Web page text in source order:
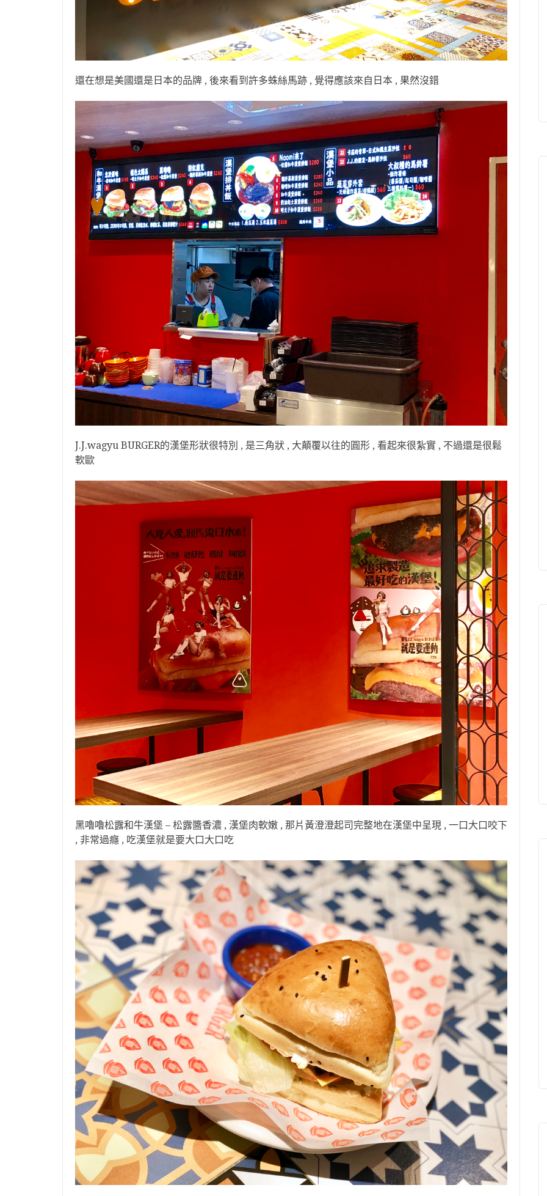
還在想是美國還是日本的品牌 , 後來看到許多蛛絲馬跡 , 覺得應該來自日本 , 果然沒錯
J.J.wagyu BURGER的漢堡形狀很特別 , 是三角狀 , 大顛覆以往的圓形 , 看起來很紮實 , 不過還是很鬆
軟歐
黑嚕嚕松露和牛漢堡 – 松露醬香濃 , 漢堡肉軟嫩 , 那片黃澄澄起司完整地在漢堡中呈現 , 一口大口咬下
, 非常過癮 , 吃漢堡就是要大口大口吃